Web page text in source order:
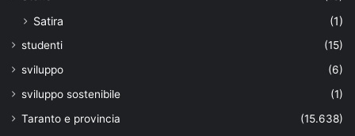
Satira (1)
studenti
(15)
sviluppo
(6)
sviluppo sostenibile
(1)
Taranto e provincia
(15.638)